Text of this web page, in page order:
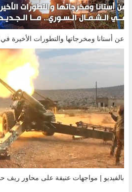
عن أستانا ومخرجاتها والتطورات الأخيرة
بالفيديو | مواجهات عنيفة على محاور ريف